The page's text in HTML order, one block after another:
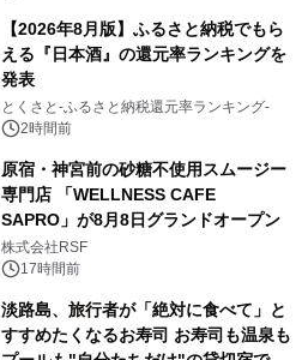
【2026年8月版】ふるさと納税でもら
える『日本酒』の還元率ランキングを
発表
とくさと-ふるさと納税還元率ランキング-
2時間前
原宿・神宮前の砂糖不使用スムージー
専門店 「WELLNESS CAFE
SAPRO」が8月8日グランドオープン
株式会社RSF
17時間前
淡路島、旅行者が「絶対に食べて」と
すすめたくなるお寿司 お寿司も温泉も